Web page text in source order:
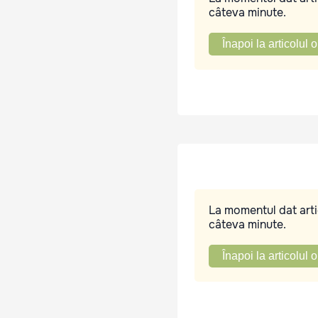
câteva minute.
Înapoi la articolul
La momentul dat
câteva minute.
Înapoi la articolul